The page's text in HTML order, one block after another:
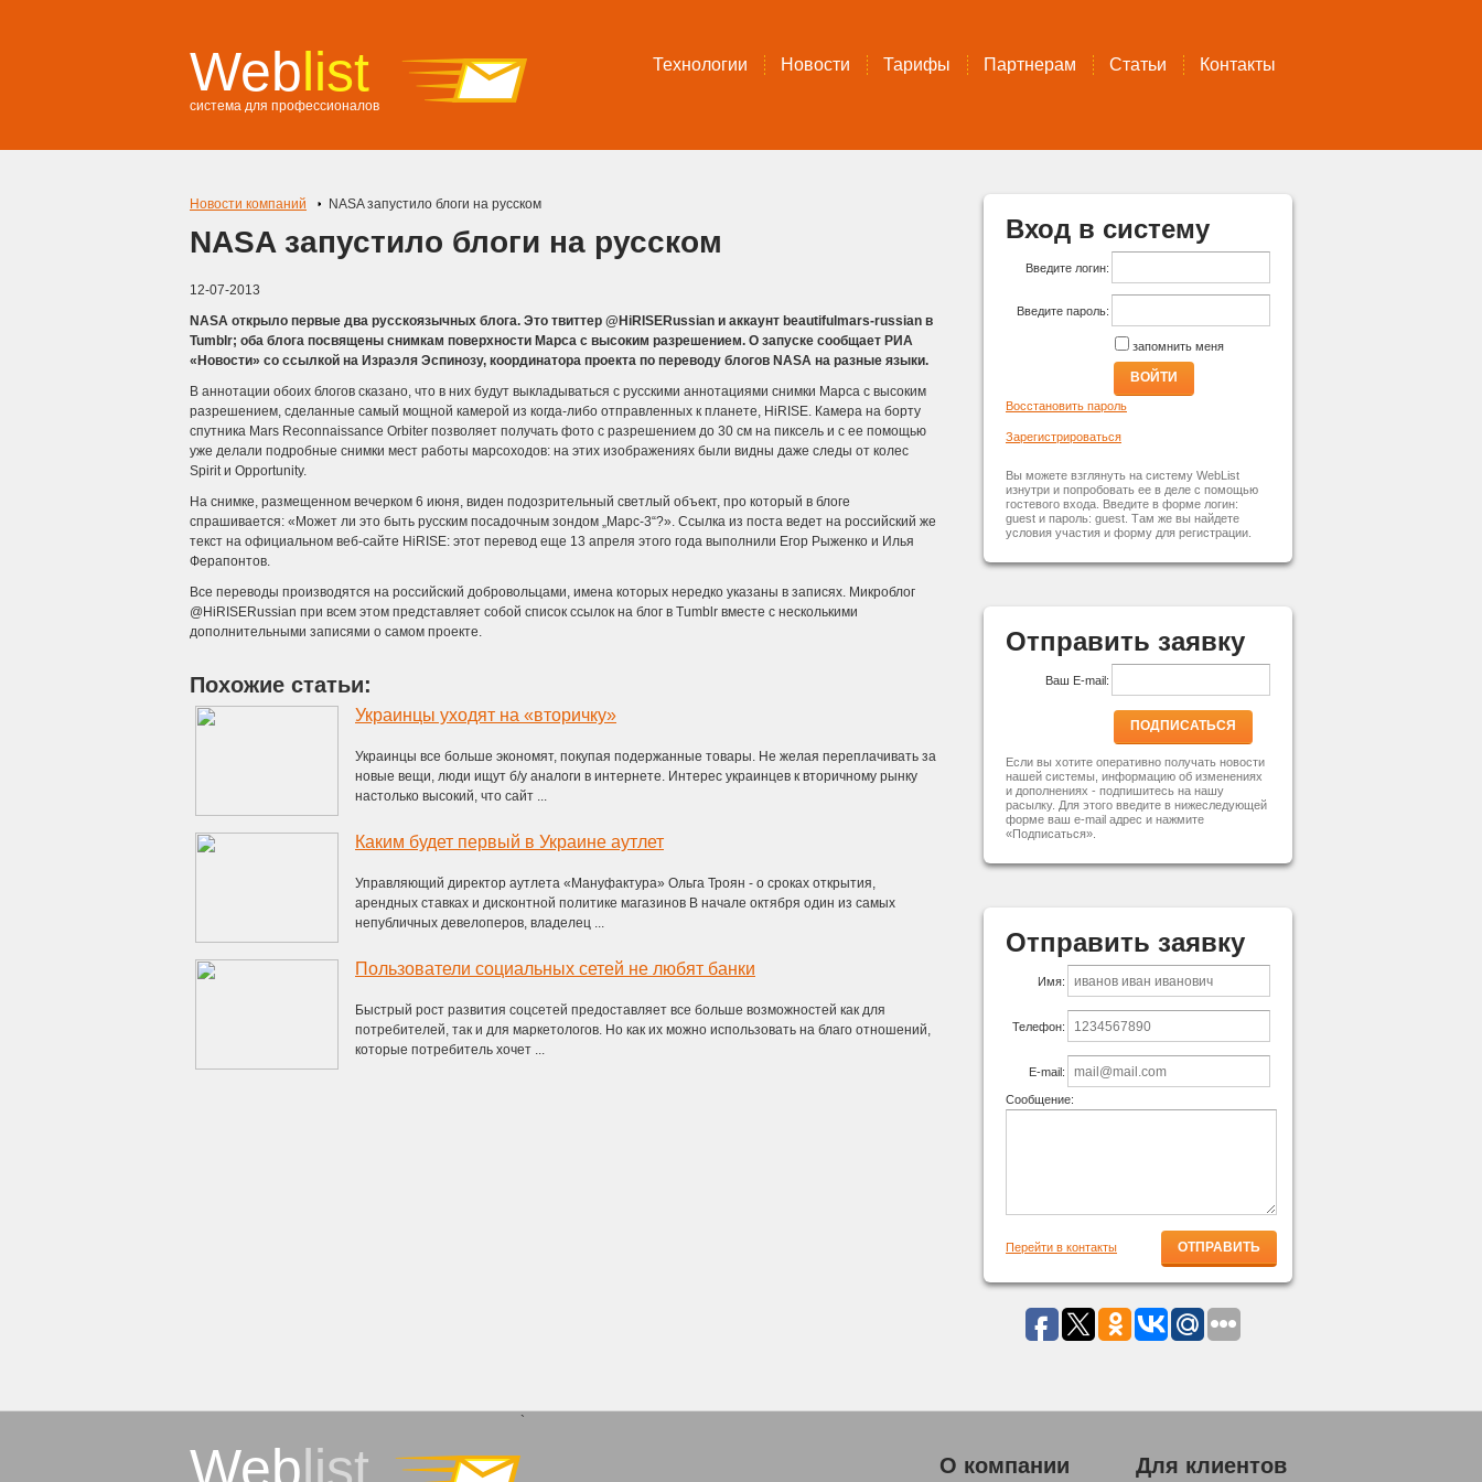
Weblist
система для профессионалов
Технологии Новости Тарифы Партнерам Статьи Контакты
Новости компаний NASA запустило блоги на русском
NASA запустило блоги на русском
12-07-2013
NASA открыло первые два русскоязычных блога. Это твиттер @HiRISERussian и аккаунт beautifulmars-russian в
Tumblr; оба блога посвящены снимкам поверхности Марса с высоким разрешением. О запуске сообщает РИА
«Новости» со ссылкой на Израэля Эспинозу, координатора проекта по переводу блогов NASA на разные языки.
В аннотации обоих блогов сказано, что в них будут выкладываться с русскими аннотациями снимки Марса с высоким
разрешением, сделанные самый мощной камерой из когда-либо отправленных к планете, HiRISE. Камера на борту
спутника Mars Reconnaissance Orbiter позволяет получать фото с разрешением до 30 см на пиксель и с ее помощью
уже делали подробные снимки мест работы марсоходов: на этих изображениях были видны даже следы от колес
Spirit и Opportunity.
На снимке, размещенном вечерком 6 июня, виден подозрительный светлый объект, про который в блоге
спрашивается: «Может ли это быть русским посадочным зондом „Марс-3“?». Ссылка из поста ведет на российский же
текст на официальном веб-сайте HiRISE: этот перевод еще 13 апреля этого года выполнили Егор Рыженко и Илья
Ферапонтов.
Все переводы производятся на российский добровольцами, имена которых нередко указаны в записях. Микроблог
@HiRISERussian при всем этом представляет собой список ссылок на блог в Tumblr вместе с несколькими
дополнительными записями о самом проекте.
Похожие статьи:
Украинцы уходят на «вторичку»
Украинцы все больше экономят, покупая подержанные товары. Не желая переплачивать за
новые вещи, люди ищут б/у аналоги в интернете. Интерес украинцев к вторичному рынку
настолько высокий, что сайт ...
Каким будет первый в Украине аутлет
Управляющий директор аутлета «Мануфактура» Ольга Троян - о сроках открытия,
арендных ставках и дисконтной политике магазинов В начале октября один из самых
непубличных девелоперов, владелец ...
Пользователи социальных сетей не любят банки
Быстрый рост развития соцсетей предоставляет все больше возможностей как для
потребителей, так и для маркетологов. Но как их можно использовать на благо отношений,
которые потребитель хочет ...
Вход в систему
Введите логин:
Введите пароль:
запомнить меня
ВОЙТИ
Восстановить пароль
Зарегистрироваться
Вы можете взглянуть на систему WebList
изнутри и попробовать ее в деле с помощью
гостевого входа. Введите в форме логин:
guest и пароль: guest. Там же вы найдете
условия участия и форму для регистрации.
Отправить заявку
Ваш E-mail:
ПОДПИСАТЬСЯ
Если вы хотите оперативно получать новости
нашей системы, информацию об изменениях
и дополнениях - подпишитесь на нашу
расылку. Для этого введите в нижеследующей
форме ваш e-mail адрес и нажмите
«Подписаться».
Отправить заявку
Имя:
Телефон:
E-mail:
Сообщение:
Перейти в контакты
Weblist
`
О компании Для клиентов